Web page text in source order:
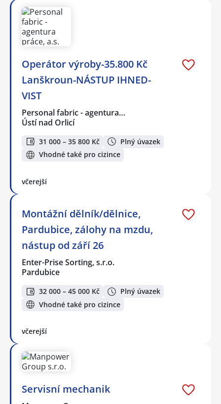
Operátor výroby-35.800 Kč
Lanškroun-NÁSTUP IHNED-
VIST
Personal fabric - agentura…
Ústí nad Orlicí
31 000 – 35 800 Kč
Plný úvazek
Vhodné také pro cizince
včerejší
Montážní dělník/dělnice,
Pardubice, zálohy na mzdu,
nástup od září 26
Enter-Prise Sorting, s.r.o.
Pardubice
32 000 – 45 000 Kč
Plný úvazek
Vhodné také pro cizince
včerejší
Servisní mechanik